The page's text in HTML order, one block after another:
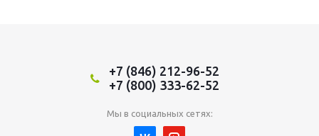
+7 (846) 212-96-52
+7 (800) 333-62-52
Мы в социальных сетях: